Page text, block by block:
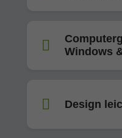
Windows
Design